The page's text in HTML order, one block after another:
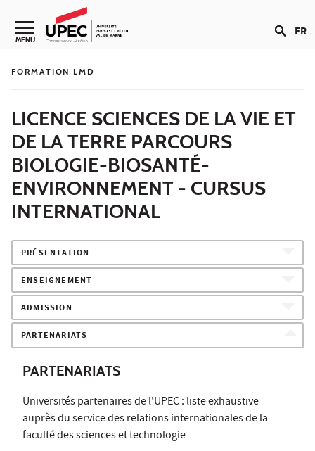
Aller au contenu
Navigation secondaire
MENU FR
FORMATION LMD
LICENCE SCIENCES DE LA VIE ET
DE LA TERRE PARCOURS
BIOLOGIE-BIOSANTÉ-
ENVIRONNEMENT - CURSUS
INTERNATIONAL
PRÉSENTATION
ENSEIGNEMENT
ADMISSION
PARTENARIATS
PARTENARIATS
Universités partenaires de l'UPEC : liste exhaustive
auprès du service des relations internationales de la
faculté des sciences et technologie